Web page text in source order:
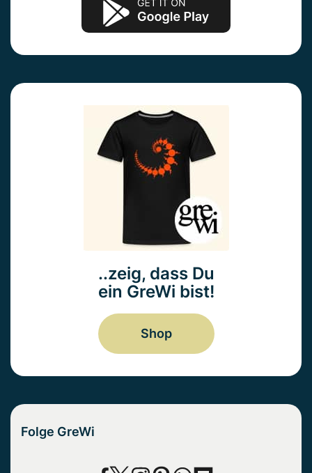
..zeig, dass Du
ein GreWi bist!
Shop
Folge GreWi